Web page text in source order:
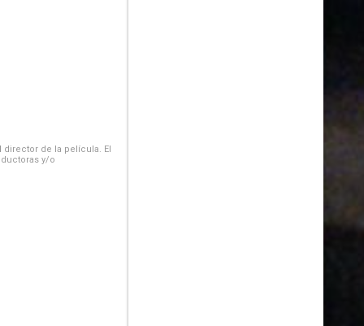
de la película. El
y/o